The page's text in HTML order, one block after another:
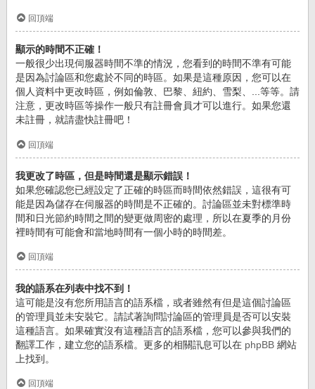
回頂端
顯示的時間不正確！
一般很少出現伺服器時間不準的情況，您看到的時間不準有可能
是因為討論區和您處於不同的時區。如果是這種原因，您可以在
個人資料中更改時區，例如倫敦、巴黎、紐約、雪梨、...等等。請
注意，更改時區等操作一般只有註冊會員才可以進行。如果您還
未註冊，就請盡快註冊吧！
回頂端
我更改了時區，但是時間還是顯示錯誤！
如果您確認您已經設定了正確的時區而時間依然錯誤，這很有可
能是因為儲存在伺服器的時間是不正確的。討論區並未對標準時
間和日光節約時間之間的變更做周密的處理，所以在夏季的月份
裡時間有可能會和當地時間有一個小時的時間差。
回頂端
我的語系在列表中找不到！
這可能是沒有您所用語言的語系檔，或者雖然有但是這個討論區
的管理員並未安裝它。請試著詢問討論區的管理員是否可以安裝
這種語言。如果確實沒有這種語言的語系檔，您可以參與我們的
翻譯工作，建立您的語系檔。更多的相關訊息可以在 phpBB 網站
上找到。
回頂端